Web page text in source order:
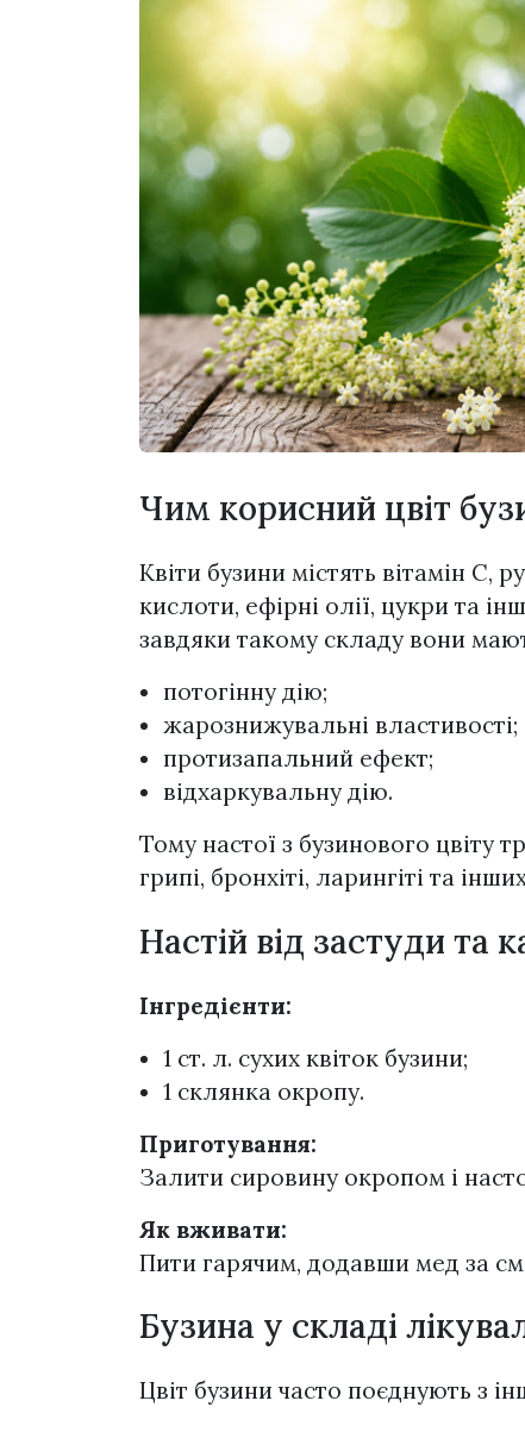
Чим корисний цвіт
Квіти бузини містять вітамін С,
кислоти, ефірні олії, цукри та
завдяки такому складу вони
потогінну дію;
жарознижувальні властивості;
протизапальний ефект;
відхаркувальну дію.
Тому настої з бузинового цвіту
грипі, бронхіті, ларингіті та
Настій від застуди та
Інгредієнти:
1 ст. л. сухих квіток бузини;
1 склянка окропу.
Приготування:
Залити сировину окропом і
Як вживати:
Пити гарячим, додавши мед за
Бузина у складі
Цвіт бузини часто поєднують з